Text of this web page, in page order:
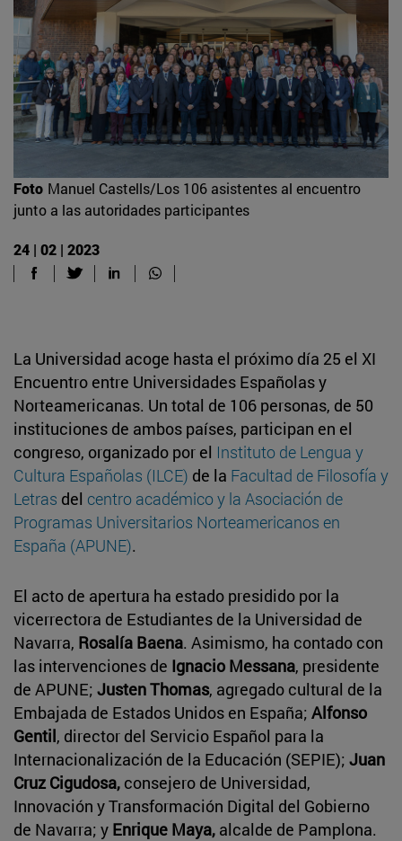
Foto Manuel Castells/Los 106 asistentes al encuentro
junto a las autoridades participantes
24 | 02 | 2023
La Universidad acoge hasta el próximo día 25 el XI
Encuentro entre Universidades Españolas y
Norteamericanas. Un total de 106 personas, de 50
instituciones de ambos países, participan en el
congreso, organizado por el Instituto de Lengua y
Cultura Españolas (ILCE) de la Facultad de Filosofía y
Letras del centro académico y la Asociación de
Programas Universitarios Norteamericanos en
España (APUNE).
El acto de apertura ha estado presidido por la
vicerrectora de Estudiantes de la Universidad de
Navarra, Rosalía Baena. Asimismo, ha contado con
las intervenciones de Ignacio Messana, presidente
de APUNE; Justen Thomas, agregado cultural de la
Embajada de Estados Unidos en España; Alfonso
Gentil, director del Servicio Español para la
Internacionalización de la Educación (SEPIE); Juan
Cruz Cigudosa, consejero de Universidad,
Innovación y Transformación Digital del Gobierno
de Navarra; y Enrique Maya, alcalde de Pamplona.